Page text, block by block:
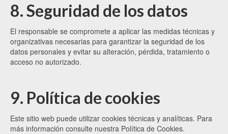
8. Seguridad de los datos
El responsable se compromete a aplicar las medidas técnicas y
organizativas necesarias para garantizar la seguridad de los
datos personales y evitar su alteración, pérdida, tratamiento o
acceso no autorizado.
9. Política de cookies
Este sitio web puede utilizar cookies técnicas y analíticas. Para
más información consulte nuestra Política de Cookies.